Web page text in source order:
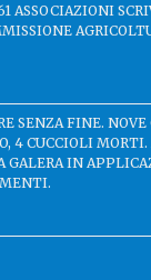
ASSOCIAZIONI
SENZA FINE.
4 CUCCIOLI
IN